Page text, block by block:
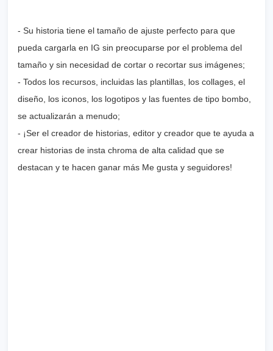
- Su historia tiene el tamaño de ajuste perfecto para que
pueda cargarla en IG sin preocuparse por el problema del
tamaño y sin necesidad de cortar o recortar sus imágenes;
- Todos los recursos, incluidas las plantillas, los collages, el
diseño, los iconos, los logotipos y las fuentes de tipo bombo,
se actualizarán a menudo;
- ¡Ser el creador de historias, editor y creador que te ayuda a
crear historias de insta chroma de alta calidad que se
destacan y te hacen ganar más Me gusta y seguidores!